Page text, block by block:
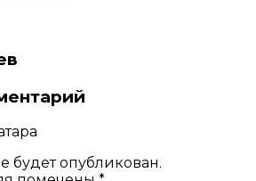
будет опубликован.